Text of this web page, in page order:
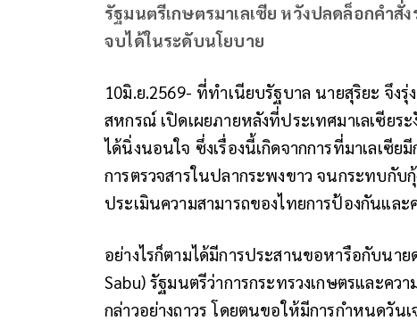
รัฐมนตรีเกษตรมาเลเซีย หวังปลดล็อกคำสั่
จบได้ในระดับนโยบาย
10มิ.ย.2569- ที่ทำเนียบรัฐบาล นายสุริยะ จึงรุ่
สหกรณ์ เปิดเผยภายหลังที่ประเทศมาเลเซียร
ได้นิ่งนอนใจ ซึ่งเรื่องนี้เกิดจากการที่มาเลเซี
การตรวจสารในปลากระพงขาว จนกระทบกับ
ประเมินความสามารถของไทยการป้องกันและ
อย่างไรก็ตามได้มีการประสานขอหารือกับนา
Sabu) รัฐมนตรีว่าการกระทรวงเกษตรและค
กล่าวอย่างถาวร โดยตนขอให้มีการกำหนดวั